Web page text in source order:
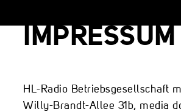
IMPRESSUM
HL-Radio Betriebsgesellschaft
Willy-Brandt-Allee 31b, media